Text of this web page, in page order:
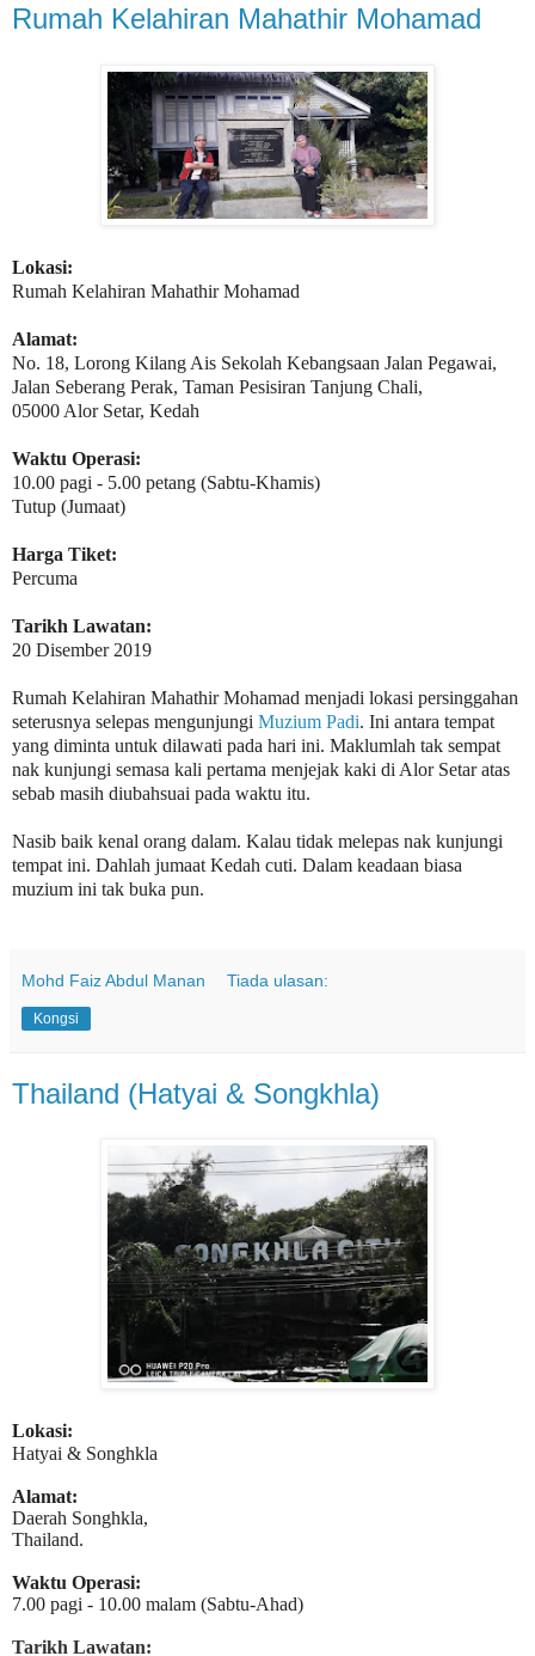
Rumah Kelahiran Mahathir Mohamad
Lokasi:
Rumah Kelahiran Mahathir Mohamad
Alamat:
No. 18, Lorong Kilang Ais Sekolah Kebangsaan Jalan Pegawai,
Jalan Seberang Perak, Taman Pesisiran Tanjung Chali,
05000 Alor Setar, Kedah
Waktu Operasi:
10.00 pagi - 5.00 petang (Sabtu-Khamis)
Tutup (Jumaat)
Harga Tiket:
Percuma
Tarikh Lawatan:
20 Disember 2019
Rumah Kelahiran Mahathir Mohamad menjadi lokasi persinggahan
seterusnya selepas mengunjungi Muzium Padi. Ini antara tempat
yang diminta untuk dilawati pada hari ini. Maklumlah tak sempat
nak kunjungi semasa kali pertama menjejak kaki di Alor Setar atas
sebab masih diubahsuai pada waktu itu.
Nasib baik kenal orang dalam. Kalau tidak melepas nak kunjungi
tempat ini. Dahlah jumaat Kedah cuti. Dalam keadaan biasa
muzium ini tak buka pun.
Mohd Faiz Abdul Manan Tiada ulasan:
Kongsi
Thailand (Hatyai & Songkhla)
Lokasi:
Hatyai & Songhkla
Alamat:
Daerah Songhkla,
Thailand.
Waktu Operasi:
7.00 pagi - 10.00 malam (Sabtu-Ahad)
Tarikh Lawatan: